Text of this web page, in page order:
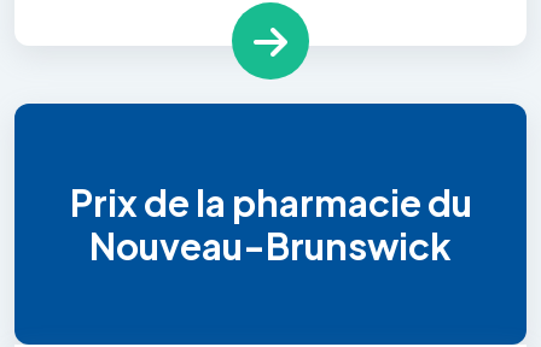
Prix de la pharmacie du
Nouveau-Brunswick